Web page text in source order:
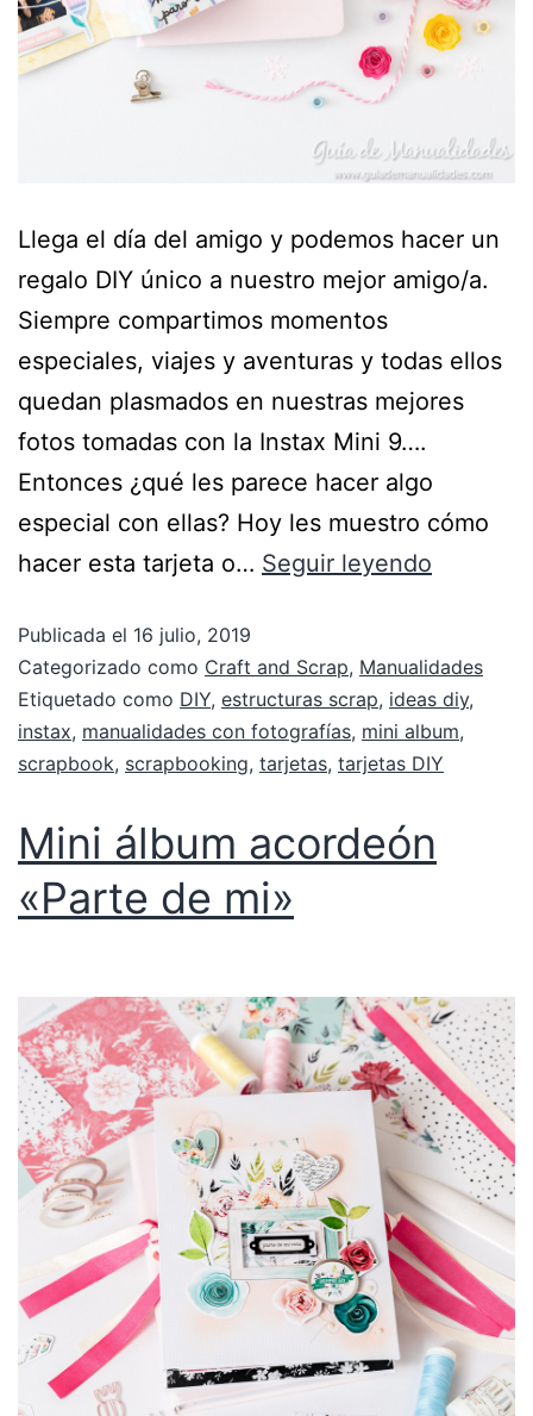
Llega el día del amigo y podemos hacer un
regalo DIY único a nuestro mejor amigo/a.
Siempre compartimos momentos
especiales, viajes y aventuras y todas ellos
quedan plasmados en nuestras mejores
fotos tomadas con la Instax Mini 9….
Entonces ¿qué les parece hacer algo
especial con ellas? Hoy les muestro cómo
hacer esta tarjeta o… Seguir leyendo
Publicada el 16 julio, 2019
Categorizado como Craft and Scrap, Manualidades
Etiquetado como DIY, estructuras scrap, ideas diy,
instax, manualidades con fotografías, mini album,
scrapbook, scrapbooking, tarjetas, tarjetas DIY
Mini álbum acordeón
«Parte de mi»